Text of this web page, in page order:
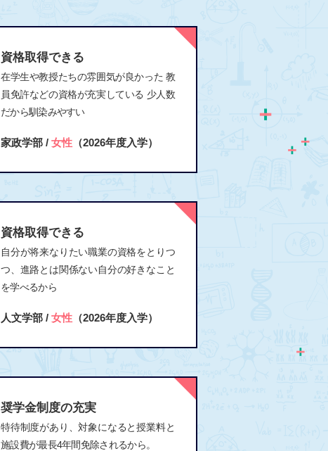
資格取得できる
在学生や教授たちの雰囲気が良かった 教
員免許などの資格が充実している 少人数
だから馴染みやすい
家政学部 / 女性 （2026年度入学）
資格取得できる
自分が将来なりたい職業の資格をとりつ
つ、進路とは関係ない自分の好きなこと
を学べるから
人文学部 / 女性 （2026年度入学）
奨学金制度の充実
特待制度があり、対象になると授業料と
施設費が最長4年間免除されるから。